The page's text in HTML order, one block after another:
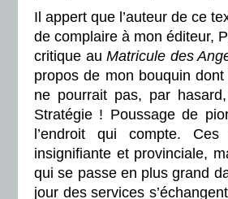
Il appert que l’auteur de ce
de complaire à mon éditeur,
critique auMatricule des
propos de mon bouquin
ne pourrait pas, par
Stratégie ! Poussage de
l’endroit qui compte.
insignifiante et provinciale,
qui se passe en plus grand
jour des services